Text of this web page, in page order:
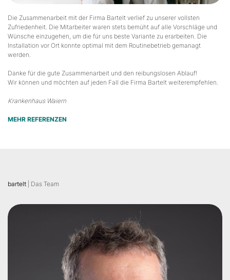
Die Zusammenarbeit mit der Firma Bartelt verlief zu unserer vollsten
Zufriedenheit. Die Mitarbeiter waren stets bemüht auf alle Vorschläge und
Wünsche einzugehen, um die für uns beste Variante zu erarbeiten. Die
Installation vor Ort konnte optimal mit dem Routinebetrieb gemanagt
werden.
Danke für die gute Zusammenarbeit und den reibungslosen Ablauf!
Wir können und möchten auf jeden Fall die Firma Bartelt weiterempfehlen.
Krankenhaus Waiern
MEHR REFERENZEN
bartelt | Das Team